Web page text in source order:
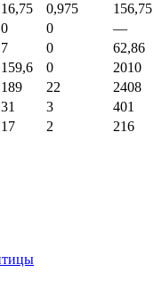
16,75 0,975
156,75
0 0
—
7 0
62,86
159,6 0
2010
189 22
2408
31 3
401
17 2 216